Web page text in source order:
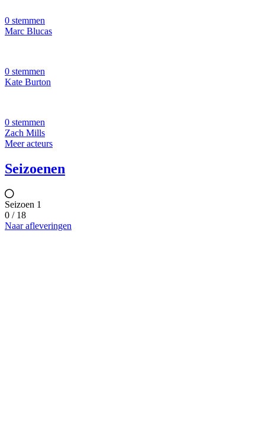
0 stemmen
Marc Blucas
0 stemmen
Kate Burton
0 stemmen
Zach Mills
Meer acteurs
Seizoenen
Seizoen 1
0 / 18
Naar afleveringen